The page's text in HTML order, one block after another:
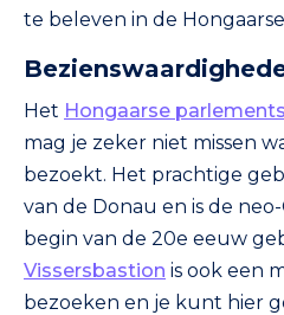
te beleven in de
Het Hongaarse
mag je zeker niet missen
bezoekt. Het prachtige
van de Donau en is de
begin van de 20e eeuw
Vissersbastion is ook een
bezoeken en je kunt hier